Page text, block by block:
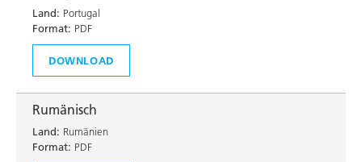
Land: Portugal
Format: PDF
DOWNLOAD
Rumänisch
Land: Rumänien
Format: PDF